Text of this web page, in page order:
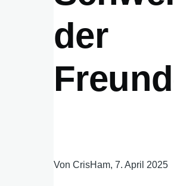
der
Von CrisHam, 7. April 2025